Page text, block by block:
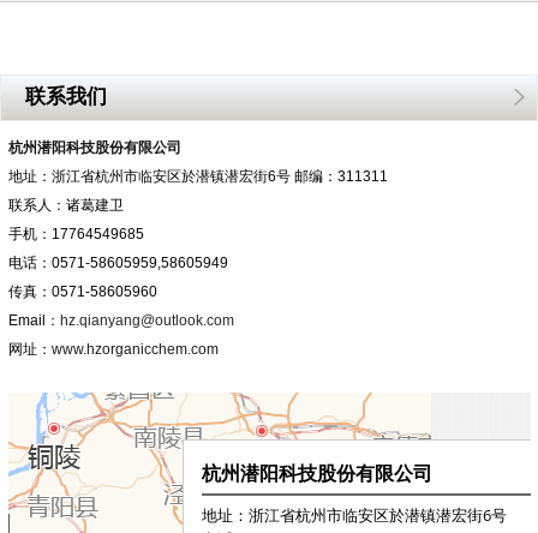
联系我们
杭州潜阳科技股份有限公司
地址：浙江省杭州市临安区於潜镇潜宏街6号 邮编：311311
联系人：诸葛建卫
手机：17764549685
电话：0571-58605959,58605949
传真：0571-58605960
Email
：hz.qianyang@outlook.com
网址： www.hzorganicchem.com